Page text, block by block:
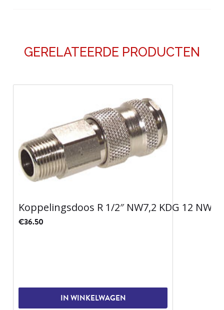
GERELATEERDE PRODUCTEN
Koppelingsdoos R 1/2″ NW7,2 KDG 12 NW7
€36.50
IN WINKELWAGEN